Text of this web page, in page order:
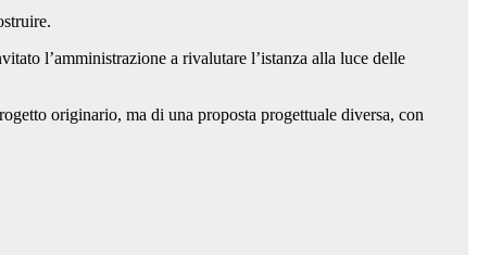
l’amministrazione a rivalutare l’istanza alla luce delle
originario, ma di una proposta progettuale diversa, con